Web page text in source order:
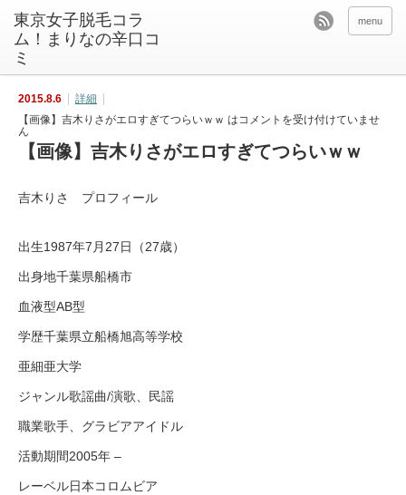
東京女子脱毛コラ
ム！まりなの辛口コ
ミ
menu
2015.8.6
詳細
【画像】吉木りさがエロすぎてつらいｗｗ はコメントを受け付けていませ
ん
【画像】吉木りさがエロすぎてつらいｗｗ
吉木りさ プロフィール
出生1987年7月27日（27歳）
出身地千葉県船橋市
血液型AB型
学歴千葉県立船橋旭高等学校
亜細亜大学
ジャンル歌謡曲/演歌、民謡
職業歌手、グラビアアイドル
活動期間2005年 –
レーベル日本コロムビア